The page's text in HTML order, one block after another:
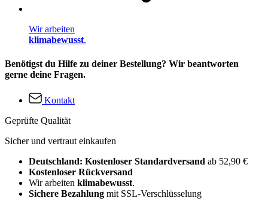
Wir arbeiten
klimabewusst.
Benötigst du Hilfe zu deiner Bestellung? Wir beantworten
gerne deine Fragen.
Kontakt
Geprüfte Qualität
Sicher und vertraut einkaufen
Deutschland: Kostenloser Standardversand ab 52,90 €
Kostenloser Rückversand
Wir arbeiten klimabewusst.
Sichere Bezahlung mit SSL-Verschlüsselung